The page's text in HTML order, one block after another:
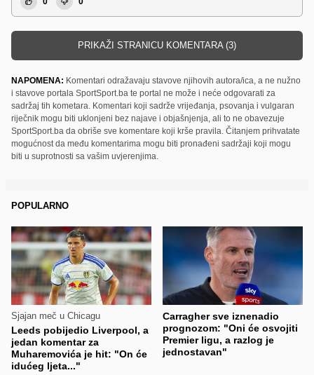
PRIKAŽI STRANICU KOMENTARA (3)
NAPOMENA: Komentari odražavaju stavove njihovih autora/ica, a ne nužno
i stavove portala SportSport.ba te portal ne može i neće odgovarati za
sadržaj tih kometara. Komentari koji sadrže vrijeđanja, psovanja i vulgaran
riječnik mogu biti uklonjeni bez najave i objašnjenja, ali to ne obavezuje
SportSport.ba da obriše sve komentare koji krše pravila. Čitanjem prihvatate
mogućnost da među komentarima mogu biti pronađeni sadržaji koji mogu
biti u suprotnosti sa vašim uvjerenjima.
POPULARNO
Sjajan meč u Chicagu
Leeds pobijedio Liverpool, a
jedan komentar za
Muharemovića je hit: "On će
idućeg ljeta..."
Carragher sve iznenadio
prognozom: "Oni će osvojiti
Premier ligu, a razlog je
jednostavan"